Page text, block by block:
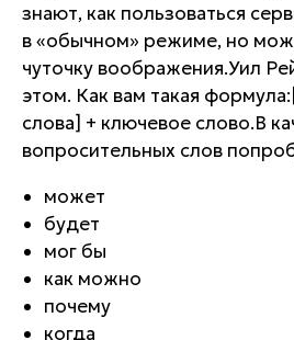
знают, как пользоваться
в «обычном» режиме, но
чуточку воображения.Уил
этом. Как вам такая
слова] + ключевое слово.В
вопросительных слов
может
будет
мог бы
как можно
почему
когда